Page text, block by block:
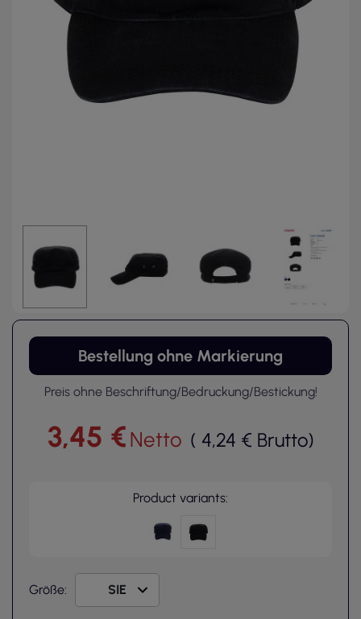
Bestellung ohne Markierung
Preis ohne Beschriftung/Bedruckung/Bestickung!
3,45 €Netto ( 4,24 € Brutto)
Product variants:
Größe: